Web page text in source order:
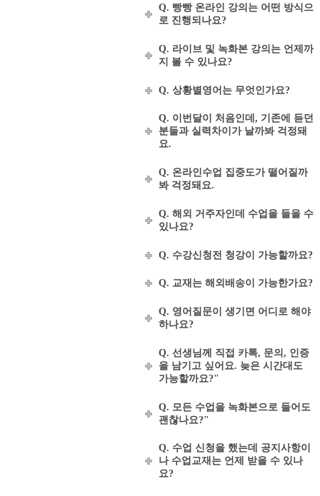
Q. 빵빵 온라인 강의는 어떤 방식으
로 진행되나요?
Q. 라이브 및 녹화본 강의는 언제까
지 볼 수 있나요?
Q. 상황별영어는 무엇인가요?
Q. 이번달이 처음인데, 기존에 듣던
분들과 실력차이가 날까봐 걱정돼
요.
Q. 온라인수업 집중도가 떨어질까
봐 걱정돼요.
Q. 해외 거주자인데 수업을 들을 수
있나요?
Q. 수강신청전 청강이 가능할까요?
Q. 교재는 해외배송이 가능한가요?
Q. 영어질문이 생기면 어디로 해야
하나요?
Q. 선생님께 직접 카톡, 문의, 인증
을 남기고 싶어요. 늦은 시간대도
가능할까요?"
Q. 모든 수업을 녹화본으로 들어도
괜찮나요?"
Q. 수업 신청을 했는데 공지사항이
나 수업교재는 언제 받을 수 있나
요?